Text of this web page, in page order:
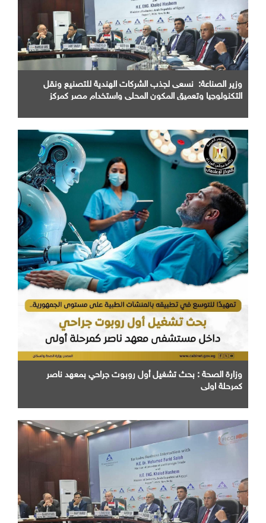
وزير الصناعة: نسعى لجذب الشركات الهندية للتصنيع ونقل
التكنولوجيا وتعميق المكون المحلي واستخدام مصر كمركز
وزارة الصحة : بحث تشغيل أول روبوت جراحي بمعهد ناصر
كمرحلة اولي